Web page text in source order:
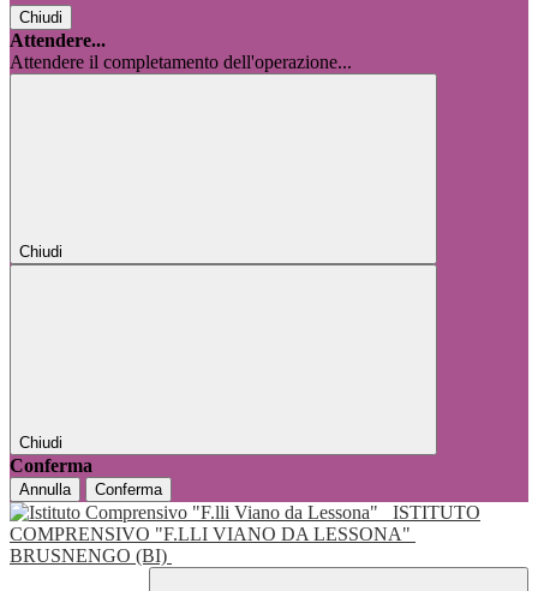
Chiudi
Attendere...
Attendere il completamento dell'operazione...
Chiudi
Chiudi
Conferma
Annulla Conferma
ISTITUTO
COMPRENSIVO "F.LLI VIANO DA LESSONA"
BRUSNENGO (BI)